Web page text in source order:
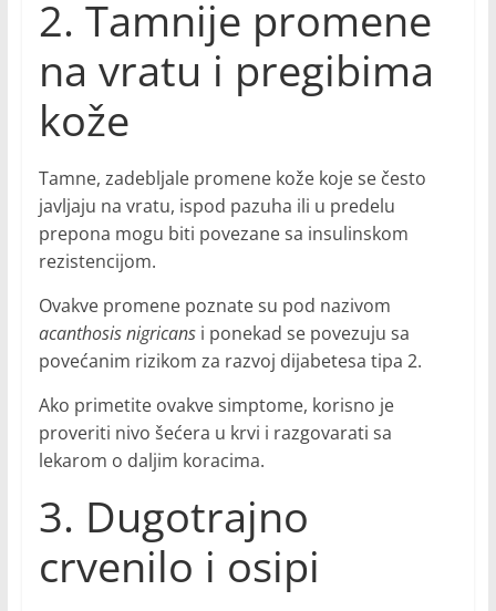
2. Tamnije promene
na vratu i pregibima
kože
Tamne, zadebljale promene kože koje se često
javljaju na vratu, ispod pazuha ili u predelu
prepona mogu biti povezane sa insulinskom
rezistencijom.
Ovakve promene poznate su pod nazivom
acanthosis nigricansi ponekad se povezuju sa
povećanim rizikom za razvoj dijabetesa tipa 2.
Ako primetite ovakve simptome, korisno je
proveriti nivo šećera u krvi i razgovarati sa
lekarom o daljim koracima.
3. Dugotrajno
crvenilo i osipi